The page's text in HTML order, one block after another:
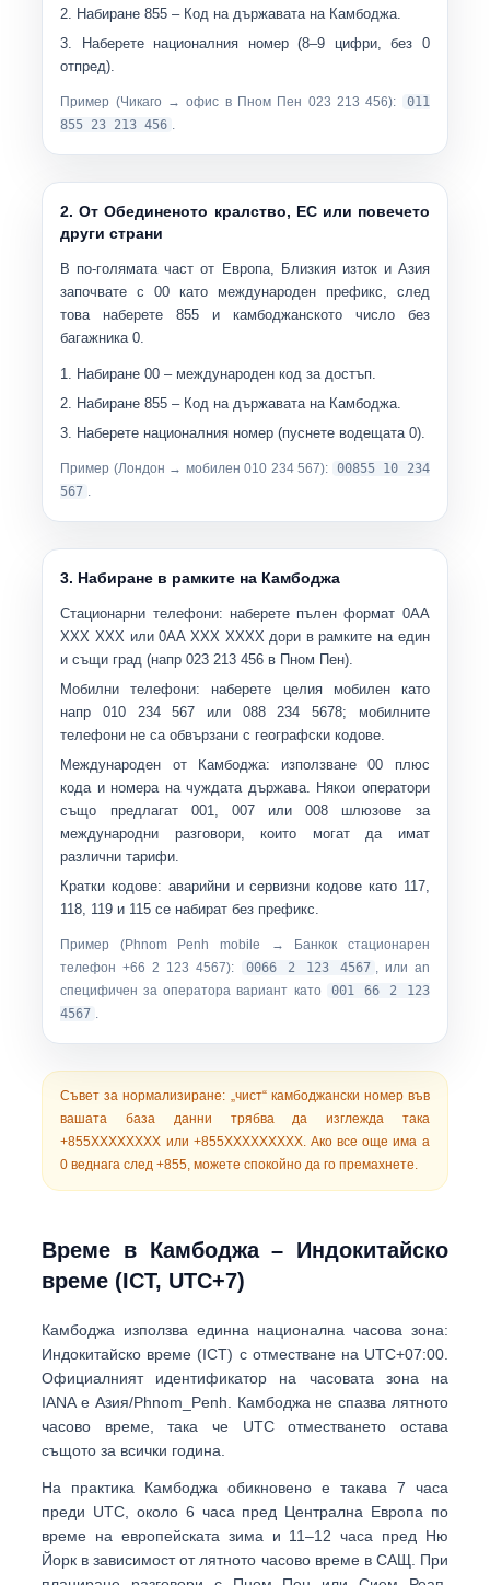
Набиране855 – Код на държавата на Камбоджа.
Наберете националния номер (8–9 цифри, без 0
отпред).
Пример (Чикаго → офис в Пном Пен 023 213 456):
011
855 23 213 456 .
2. От Обединеното кралство, ЕС или повечето
други страни
В по-голямата част от Европа, Близкия изток и Азия
започвате с00 като международен префикс, след
това наберете855 и камбоджанското число без
багажника 0.
Набиране00 – международен код за достъп.
Набиране855 – Код на държавата на Камбоджа.
Наберете националния номер (пуснете водещата 0).
Пример (Лондон → мобилен 010 234 567): 00855 10 234
567 .
3. Набиране в рамките на Камбоджа
Стационарни телефони: наберете пълен формат 0AA
XXX XXX или0AA XXX XXXXдори в рамките на един
и същи град (напр023 213 456 в Пном Пен).
Мобилни телефони: наберете целия мобилен като
напр010 234 567 или 088 234 5678; мобилните
телефони не са обвързани с географски кодове.
Международен от Камбоджа: използване00 плюс
кода и номера на чуждата държава. Някои оператори
също предлагат 001, 007или008 шлюзове за
международни разговори, които могат да имат
различни тарифи.
Кратки кодове: аварийни и сервизни кодове като 117,
118, 119 и 115 се набират без префикс.
Пример (Phnom Penh mobile → Банкок стационарен
телефон +66 2 123 4567):
0066 2 123 4567 , или an
специфичен за оператора вариант като
001 66 2 123
4567 .
Съвет за нормализиране: „чист“ камбоджански номер във
вашата база данни трябва да изглежда така
+855XXXXXXXX или +855XXXXXXXXX. Ако все още има a
0 веднага след +855, можете спокойно да го премахнете.
Време в Камбоджа – Индокитайско
време (ICT, UTC+7)
Камбоджа използва единна национална часова зона:
Индокитайско време (ICT) с отместване на UTC+07:00.
Официалният идентификатор на часовата зона на
IANA е Азия/Phnom_Penh . Камбоджа не спазва лятното
часово време, така че UTC отместването остава
същото за всички година.
На практика Камбоджа обикновено е такава 7 часа
преди UTC , около 6 часа пред Централна Европа по
време на европейската зима и 11–12 часа пред Ню
Йорк в зависимост от лятното часово време в САЩ. При